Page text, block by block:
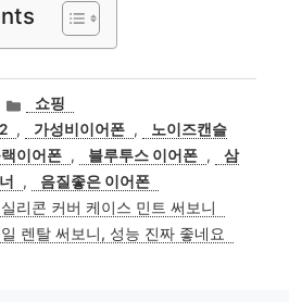
카
테
고
리
쇼핑
, 가성비이어폰 ,
노이즈캔슬
이어폰 , 블루투스 이어폰 ,
삼
,
음질좋은 이어폰
리콘 커버 케이스 민트 써보니
렌탈 써보니, 성능 진짜 좋네요